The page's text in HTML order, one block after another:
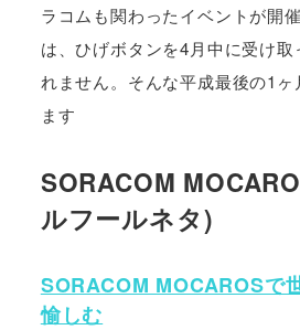
ラコムも関わったイベントが開
は、ひげボタンを4月中に受け
れません。そんな平成最後の1ヶ
ます
SORACOM
ルフールネタ)
SORACOM MOCAROSで
愉しむ